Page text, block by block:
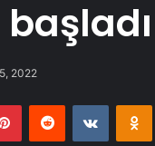
2022
PinterestReddit